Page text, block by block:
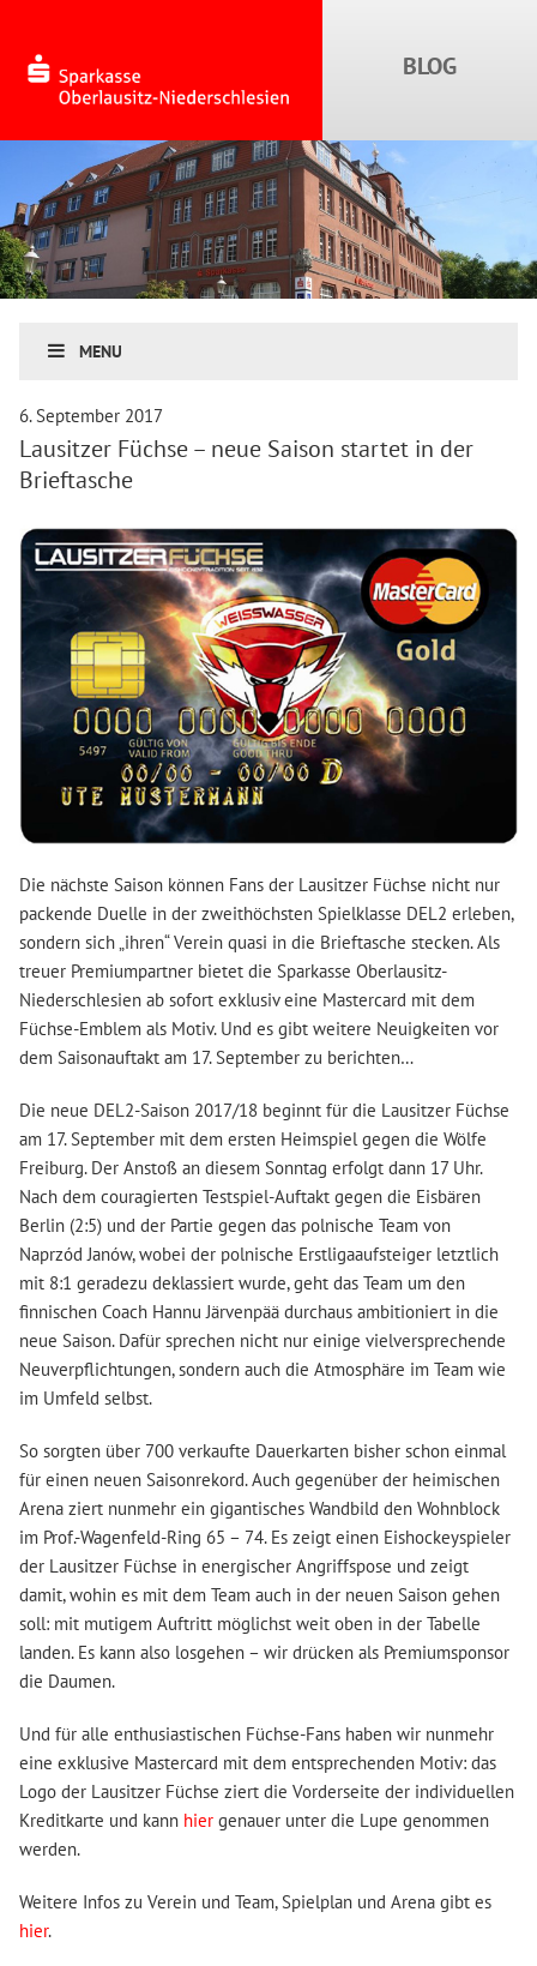
MENU
6. September 2017
Lausitzer Füchse – neue Saison startet in der
Brieftasche
Die nächste Saison können Fans der Lausitzer Füchse nicht nur
packende Duelle in der zweithöchsten Spielklasse DEL2 erleben,
sondern sich „ihren“ Verein quasi in die Brieftasche stecken. Als
treuer Premiumpartner bietet die Sparkasse Oberlausitz-
Niederschlesien ab sofort exklusiv eine Mastercard mit dem
Füchse-Emblem als Motiv. Und es gibt weitere Neuigkeiten vor
dem Saisonauftakt am 17. September zu berichten…
Die neue DEL2-Saison 2017/18 beginnt für die Lausitzer Füchse
am 17. September mit dem ersten Heimspiel gegen die Wölfe
Freiburg. Der Anstoß an diesem Sonntag erfolgt dann 17 Uhr.
Nach dem couragierten Testspiel-Auftakt gegen die Eisbären
Berlin (2:5) und der Partie gegen das polnische Team von
Naprzód Janów, wobei der polnische Erstligaaufsteiger letztlich
mit 8:1 geradezu deklassiert wurde, geht das Team um den
finnischen Coach Hannu Järvenpää durchaus ambitioniert in die
neue Saison. Dafür sprechen nicht nur einige vielversprechende
Neuverpflichtungen, sondern auch die Atmosphäre im Team wie
im Umfeld selbst.
So sorgten über 700 verkaufte Dauerkarten bisher schon einmal
für einen neuen Saisonrekord. Auch gegenüber der heimischen
Arena ziert nunmehr ein gigantisches Wandbild den Wohnblock
im Prof.-Wagenfeld-Ring 65 – 74. Es zeigt einen Eishockeyspieler
der Lausitzer Füchse in energischer Angriffspose und zeigt
damit, wohin es mit dem Team auch in der neuen Saison gehen
soll: mit mutigem Auftritt möglichst weit oben in der Tabelle
landen. Es kann also losgehen – wir drücken als Premiumsponsor
die Daumen.
Und für alle enthusiastischen Füchse-Fans haben wir nunmehr
eine exklusive Mastercard mit dem entsprechenden Motiv: das
Logo der Lausitzer Füchse ziert die Vorderseite der individuellen
Kreditkarte und kann hiergenauer unter die Lupe genommen
werden.
Weitere Infos zu Verein und Team, Spielplan und Arena gibt es
hier.